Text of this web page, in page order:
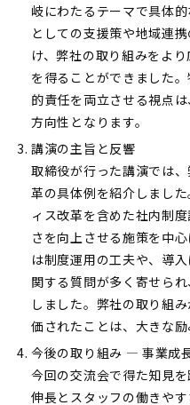
岐にわたるテーマで具体
としての支援策や地域連
け、弊社の取り組みをよ
を得ることができました
的責任を両立させる視点
方向性となります。
講演の主旨と反響
取締役が行った講演では
革の具体例を紹介しまし
ィス改革を含めた社内制
さを向上させる施策を中
は制度運用の工夫や、導
関する質問が多く寄せら
しました。弊社の取り組
価されたことは、大きな励
今後の取り組み — 事業成
今回の交流会で得た知見
伸長とスタッフの働きや